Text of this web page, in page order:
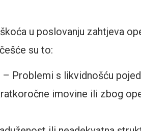
u poslovanju zahtjeva
su to:
– Problemi s likvidnošću
imovine ili zbog